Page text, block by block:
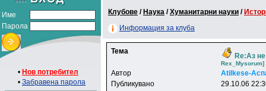
Име
Парола
• Нов потребител
• Забравена парола
Клубове / Наука /Хуманитарни науки /
Информация за клуба
Тема
Re:Аз
Rex_Mysorum]
Автор
Atilkese-
Публикувано
29.10.06